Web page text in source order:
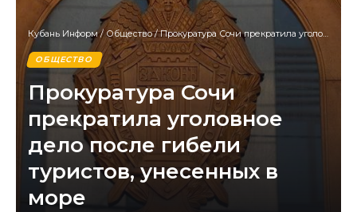
Кубань Информ/Общество/Прокуратура Сочи прекратила уголовное дело после гибели туристов, унесенных в море
ОБЩЕСТВО
Прокуратура Сочи
прекратила уголовное
дело после гибели
туристов, унесенных в
море